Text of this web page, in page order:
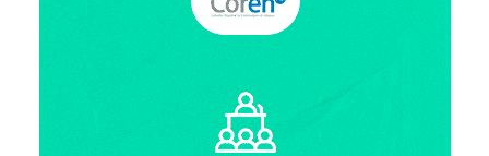
Clube de Vantagens
Reserva de auditório